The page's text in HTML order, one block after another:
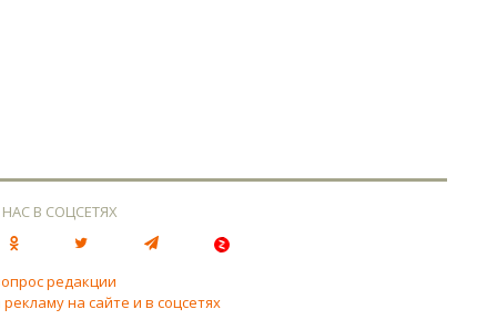
В СОЦСЕТЯХ
редакции
на сайте и в соцсетях